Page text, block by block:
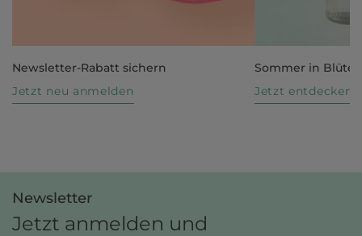
Newsletter-Rabatt sichern
Jetzt neu anmelden
Sommer in Blüte
Jetzt entdecken
Newsletter
Jetzt anmelden und